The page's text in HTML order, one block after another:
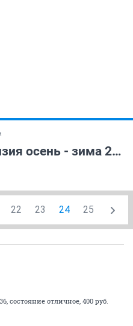
Платяной шкаф: ревизия осень - зима 2008 ч.2
22 23 24 25
состояние отличное, 400 руб.